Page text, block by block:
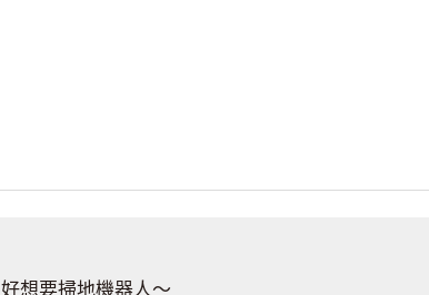
好想要掃地機器人～